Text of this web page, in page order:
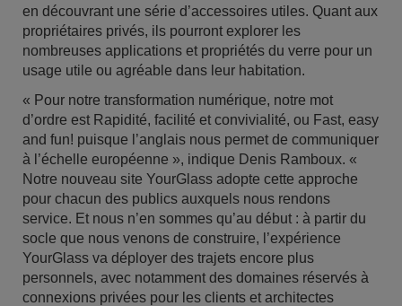
en découvrant une série d’accessoires utiles. Quant aux
propriétaires privés, ils pourront explorer les
nombreuses applications et propriétés du verre pour un
usage utile ou agréable dans leur habitation.
« Pour notre transformation numérique, notre mot
d’ordre est Rapidité, facilité et convivialité, ou Fast, easy
and fun! puisque l’anglais nous permet de communiquer
à l’échelle européenne », indique Denis Ramboux. «
Notre nouveau site YourGlass adopte cette approche
pour chacun des publics auxquels nous rendons
service. Et nous n’en sommes qu’au début : à partir du
socle que nous venons de construire, l’expérience
YourGlass va déployer des trajets encore plus
personnels, avec notamment des domaines réservés à
connexions privées pour les clients et architectes